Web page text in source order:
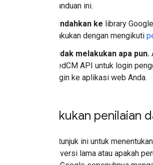
panduan ini.
Pindahkan ke library
Lakukan dengan mengikuti
Tidak melakukan apa pun.
FedCM API untuk login
login ke aplikasi web Anda.
Melakukan penilaian
Ikuti petunjuk ini untuk
dengan versi lama atau apakah